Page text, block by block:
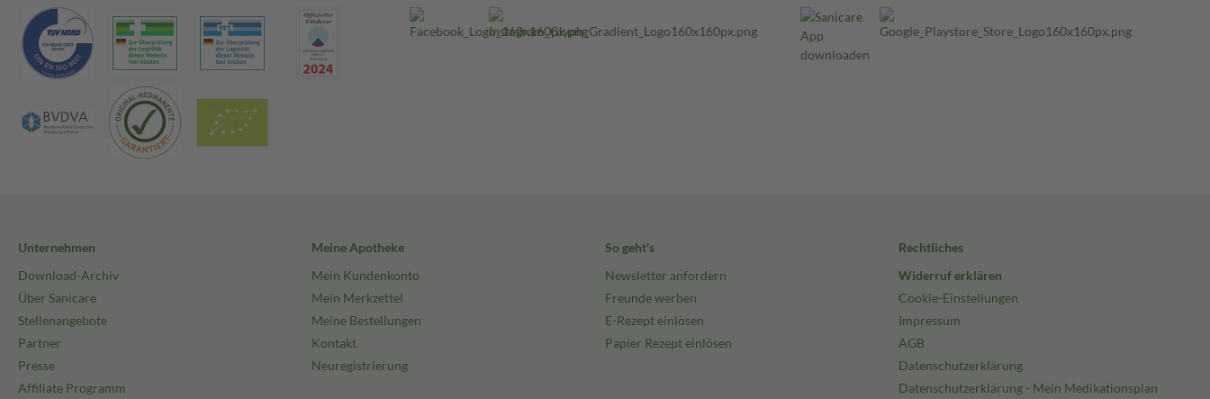
Unternehmen
Download-Archiv
Über Sanicare
Stellenangebote
Partner
Presse
Affiliate Programm
Meine Apotheke
Mein Kundenkonto
Mein Merkzettel
Meine Bestellungen
Kontakt
Neuregistrierung
So geht's
Newsletter anfordern
Freunde werben
E-Rezept einlösen
Papier Rezept einlösen
Rechtliches
Widerruf erklären
Cookie-Einstellungen
Impressum
AGB
Datenschutzerklärung
Datenschutzerklärung - Mein Medikationsplan